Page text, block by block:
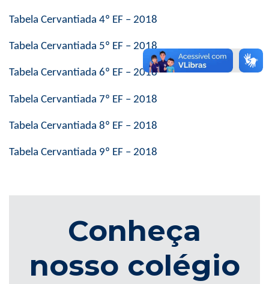
Tabela Cervantiada 4º EF – 2018
Tabela Cervantiada 5º EF – 2018
Tabela Cervantiada 6º EF – 2018
Tabela Cervantiada 7º EF – 2018
Tabela Cervantiada 8º EF – 2018
Tabela Cervantiada 9º EF – 2018
Conheça
nosso colégio